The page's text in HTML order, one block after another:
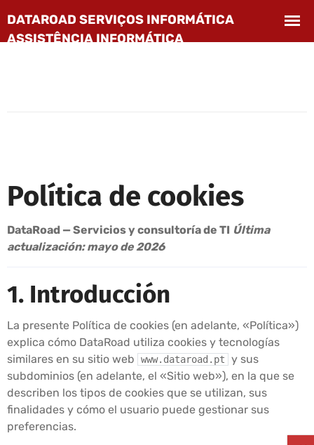
Política de cookies
DataRoad — Servicios y consultoría de TI Última
actualización: mayo de 2026
1. Introducción
La presente Política de cookies (en adelante, «Política»)
explica cómo DataRoad utiliza cookies y tecnologías
similares en su sitio web
www.dataroad.pt
y sus
subdominios (en adelante, el «Sitio web»), en la que se
describen los tipos de cookies que se utilizan, sus
finalidades y cómo el usuario puede gestionar sus
preferencias.